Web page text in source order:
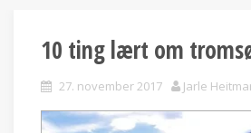
10 ting lært om
27. november 2017 Jarle